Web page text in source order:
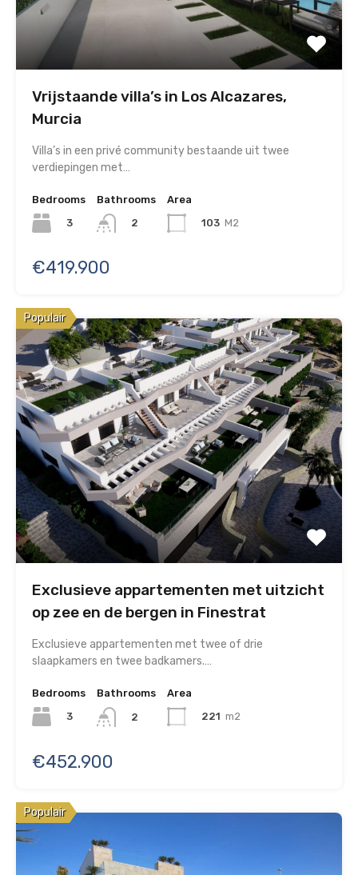
Vrijstaande villa’s in Los Alcazares,
Murcia
Villa’s in een privé community bestaande uit twee
verdiepingen met…
Bedrooms
3
Bathrooms
2
Area
103 M2
€419.900
Populair
Exclusieve appartementen met uitzicht
op zee en de bergen in Finestrat
Exclusieve appartementen met twee of drie
slaapkamers en twee badkamers.…
Bedrooms
3
Bathrooms
2
Area
221 m2
€452.900
Populair